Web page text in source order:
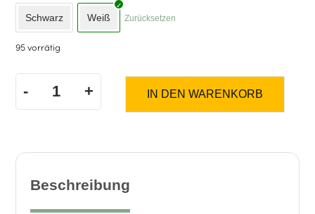
Schwarz Weiß Zurücksetzen
95 vorrätig
-
Smartphone
Menge
+ IN DEN WARENKORB
Beschreibung